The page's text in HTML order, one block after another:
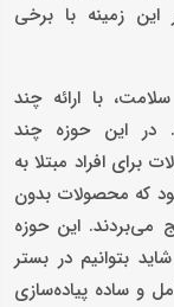
زمینه با برخی
با ارائه چند
در این حوزه چند
افراد مبتلا به
که محصولات بدون
می‌بردند. این حوزه
بتوانیم در بستر
و ساده پیاده‌سازی